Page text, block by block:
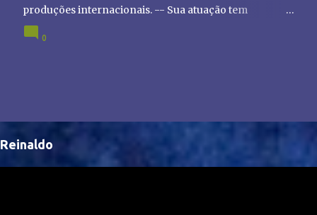
produções internacionais. -- Sua atuação tem
chamado atenção de diretores e produtores fora do
Brasil, abrindo portas para novas oportunidades no
0
Reinaldo